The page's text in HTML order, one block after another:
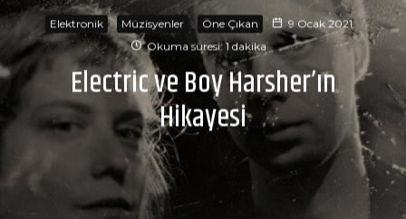
Elektronik Müzisyenler Öne Çıkan
9 Ocak 2021
Okuma süresi: 1 dakika
Electric ve Boy Harsher’ın
Hikayesi